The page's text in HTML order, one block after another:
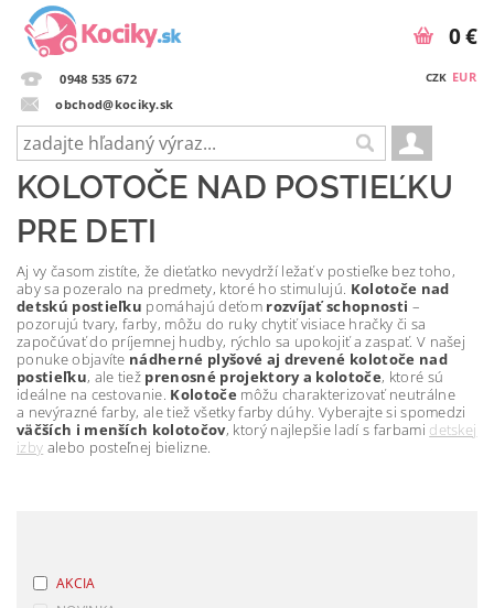
0948 535 672
obchod@kociky.sk
CZK EUR
0 €
KOLOTOČE NAD POSTIEĽKU
PRE DETI
Aj vy časom zistíte, že dieťatko nevydrží ležať v postieľke bez toho,
aby sa pozeralo na predmety, ktoré ho stimulujú. Kolotoče nad
detskú postieľku pomáhajú deťom rozvíjať schopnosti –
pozorujú tvary, farby, môžu do ruky chytiť visiace hračky či sa
započúvať do príjemnej hudby, rýchlo sa upokojiť a zaspať. V našej
ponuke objavíte nádherné plyšové aj drevené kolotoče nad
postieľku, ale tiež prenosné projektory a kolotoče, ktoré sú
ideálne na cestovanie. Kolotoče môžu charakterizovať neutrálne
a nevýrazné farby, ale tiež všetky farby dúhy. Vyberajte si spomedzi
väčších i menších kolotočov, ktorý najlepšie ladí s farbami detskej
izby alebo posteľnej bielizne.
AKCIA